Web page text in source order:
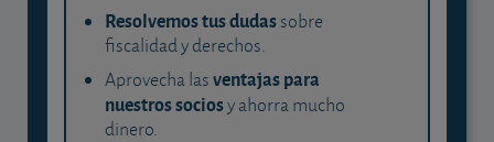
Resolvemos tus dudassobre
fiscalidad y derechos.
Aprovecha lasventajas para
nuestros sociosy ahorra mucho
dinero.